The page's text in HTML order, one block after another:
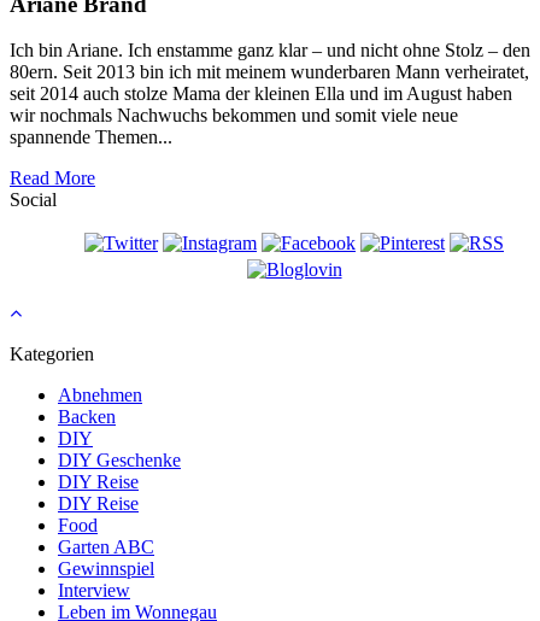
Ich bin Ariane. Ich enstamme ganz klar – und nicht ohne Stolz – den
80ern. Seit 2013 bin ich mit meinem wunderbaren Mann verheiratet,
seit 2014 auch stolze Mama der kleinen Ella und im August haben
wir nochmals Nachwuchs bekommen und somit viele neue
spannende Themen...
Read More
Social
Kategorien
Abnehmen
Backen
DIY
DIY Geschenke
DIY Reise
DIY Reise
Food
Garten ABC
Gewinnspiel
Interview
Leben im Wonnegau